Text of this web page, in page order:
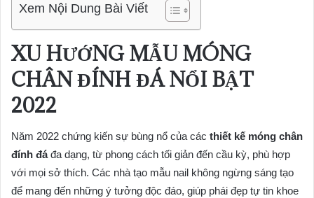
Xem Nội Dung Bài Viết
XU HƯỚNG MẪU MÓNG
CHÂN ĐÍNH ĐÁ NỔI BẬT
2022
Năm 2022 chứng kiến sự bùng nổ của các thiết kế móng chân
đính đáđa dạng, từ phong cách tối giản đến cầu kỳ, phù hợp
với mọi sở thích. Các nhà tạo mẫu nail không ngừng sáng tạo
để mang đến những ý tưởng độc đáo, giúp phái đẹp tự tin khoe